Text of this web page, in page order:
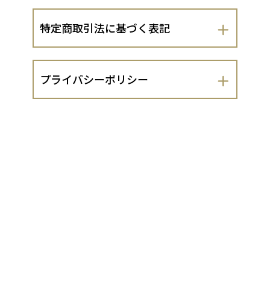
特定商取引法に基づく表記
会社名
株式会社上田畜産
プライバシーポリシー